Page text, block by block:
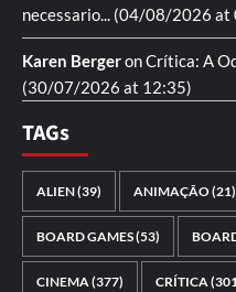
necessario... (04/08/2026 at
Karen BergeronCrítica: A
(30/07/2026 at 12:35)
TAGs
ALIEN(39) ANIMAÇÃO(21)
BOARD GAMES(53)
CINEMA(377) CRÍTICA